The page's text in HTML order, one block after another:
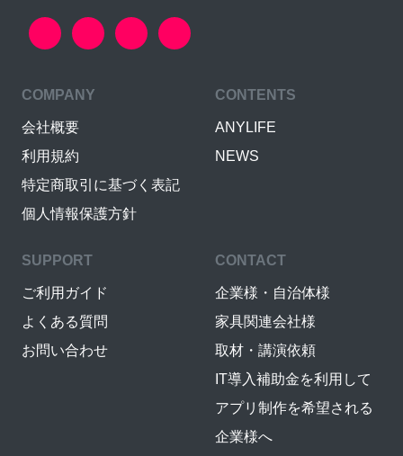
COMPANY
会社概要
利用規約
特定商取引に基づく表記
個人情報保護方針
CONTENTS
ANYLIFE
NEWS
SUPPORT
ご利用ガイド
よくある質問
お問い合わせ
CONTACT
企業様・自治体様
家具関連会社様
取材・講演依頼
IT導入補助金を利用して
アプリ制作を希望される
企業様へ